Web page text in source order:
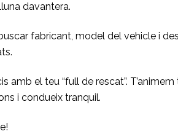
davantera.
fabricant, model del vehicle i
amb el teu “full de rescat”.
i condueix tranquil.
!